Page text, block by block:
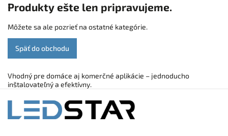
Produkty ešte len pripravujeme.
Môžete sa ale pozrieť na ostatné kategórie.
Späť do obchodu
Vhodný pre domáce aj komerčné aplikácie – jednoducho
inštalovateľný a efektívny.